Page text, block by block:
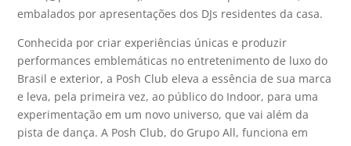
embalados por apresentações dos DJs residentes da casa.
Conhecida por criar experiências únicas e produzir
performances emblemáticas no entretenimento de luxo do
Brasil e exterior, a Posh Club eleva a essência de sua marca
e leva, pela primeira vez, ao público do Indoor, para uma
experimentação em um novo universo, que vai além da
pista de dança. A Posh Club, do Grupo All, funciona em